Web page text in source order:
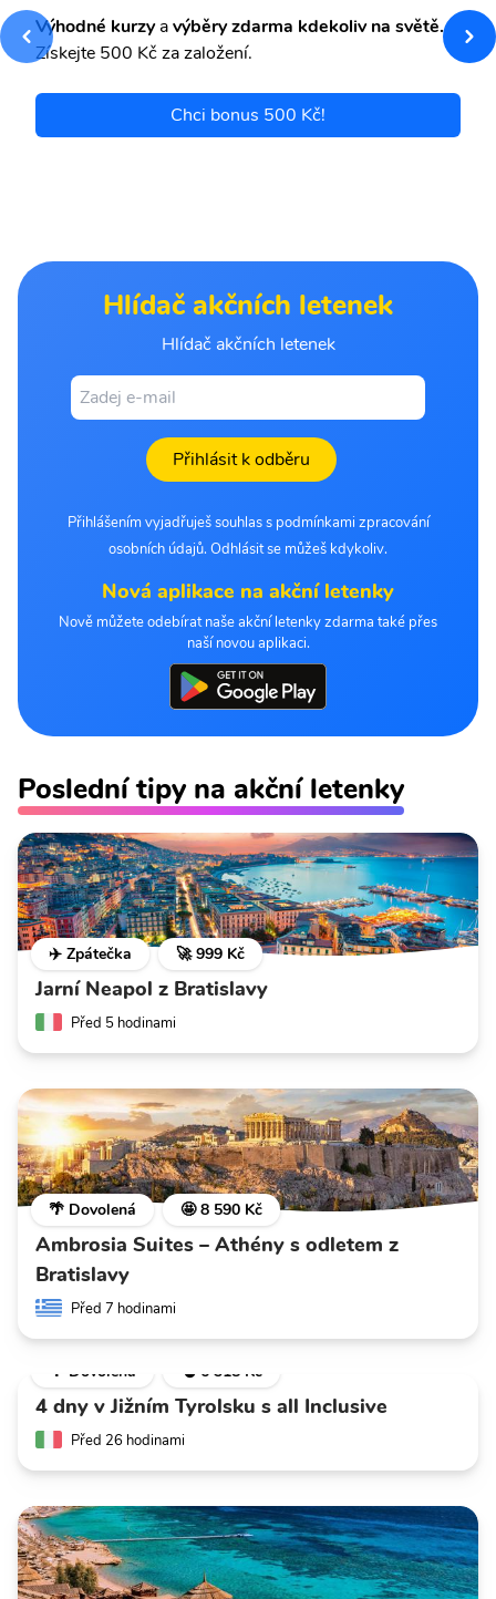
Výhodné kurzyavýběry zdarma kdekoliv na světě.
Získejte 500 Kč za založení.
Chci bonus 500 Kč!
Hlídač akčních letenek
Hlídač akčních letenek
Přihlásit k odběru
Přihlášením vyjadřuješ souhlas s podmínkami zpracování
osobních údajů. Odhlásit se můžeš kdykoliv.
Nová aplikace na akční letenky
Nově můžete odebírat naše akční letenky zdarma také přes
naší novou aplikaci.
Poslední tipy na akční letenky
✈️ Zpátečka 🚀 999 Kč
Jarní Neapol z Bratislavy
Před 5 hodinami
🌴 Dovolená 🤩 8 590 Kč
Ambrosia Suites – Athény s odletem z
Bratislavy
Před 7 hodinami
🌴 Dovolená 💣 6 318 Kč
4 dny v Jižním Tyrolsku s all Inclusive
Před 26 hodinami